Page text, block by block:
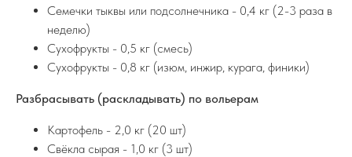
Семечки тыквы или подсолнечника - 0,4 кг (2-3 раза в
неделю)
Сухофрукты - 0,5 кг (смесь)
Сухофрукты - 0,8 кг (изюм, инжир, курага, финики)
Разбрасывать (раскладывать) по вольерам
Картофель - 2,0 кг (20 шт)
Свёкла сырая - 1,0 кг (3 шт)